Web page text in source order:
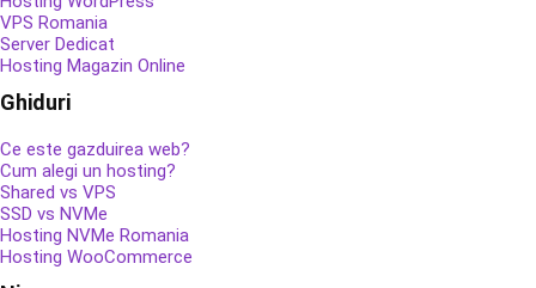
VPS Romania
Server Dedicat
Hosting Magazin Online
Ghiduri
Ce este gazduirea web?
Cum alegi un hosting?
Shared vs VPS
SSD vs NVMe
Hosting NVMe Romania
Hosting WooCommerce